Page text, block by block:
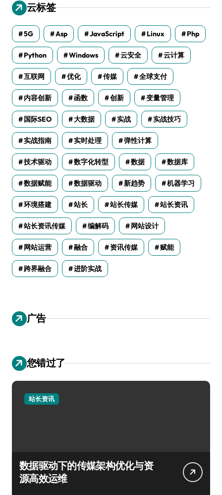
云标签
5G Asp JavaScript Linux Php
Python Windows 云安全 云计算
互联网 优化 传媒 全球支付
内容创新 函数 创新 变量管理
国际SEO 大数据 实战 实战技巧
实战指南 实时处理 弹性计算
技术驱动 数字化转型 数据 数据库
数据赋能 数据驱动 新趋势 机器学习
环境搭建 站长 站长传媒 站长资讯
站长资讯传媒 编解码 网站设计
网站运营 融合 资讯传媒 赋能
跨界融合 进阶实战
广告
您错过了
站长资讯
数据驱动下的传媒架构优化与资
源高效运维